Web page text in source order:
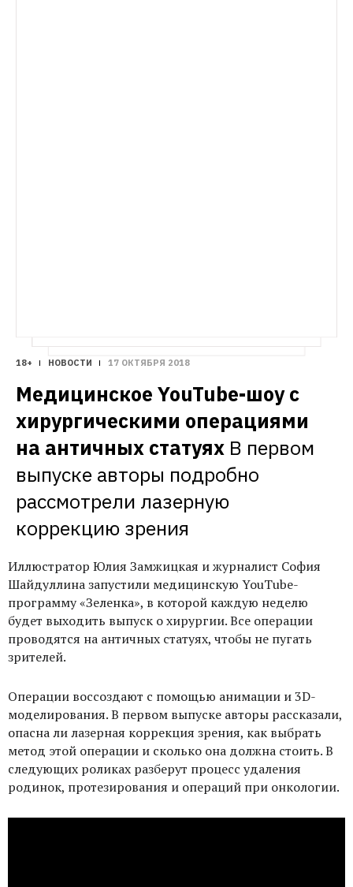
18+ НОВОСТИ 17 ОКТЯБРЯ 2018
Медицинское YouTube-шоу с
хирургическими операциями
на античных статуях В первом
выпуске авторы подробно
рассмотрели лазерную
коррекцию зрения
Иллюстратор Юлия Замжицкая и журналист София
Шайдуллина запустили медицинскую YouTube-
программу «Зеленка», в которой каждую неделю
будет выходить выпуск о хирургии. Все операции
проводятся на античных статуях, чтобы не пугать
зрителей.
Операции воссоздают с помощью анимации и 3D-
моделирования. В первом выпуске авторы рассказали,
опасна ли лазерная коррекция зрения, как выбрать
метод этой операции и сколько она должна стоить. В
следующих роликах разберут процесс удаления
родинок, протезирования и операций при онкологии.